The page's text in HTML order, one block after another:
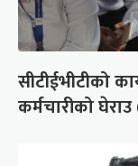
सीटीईभीटीको
कर्मचारीको